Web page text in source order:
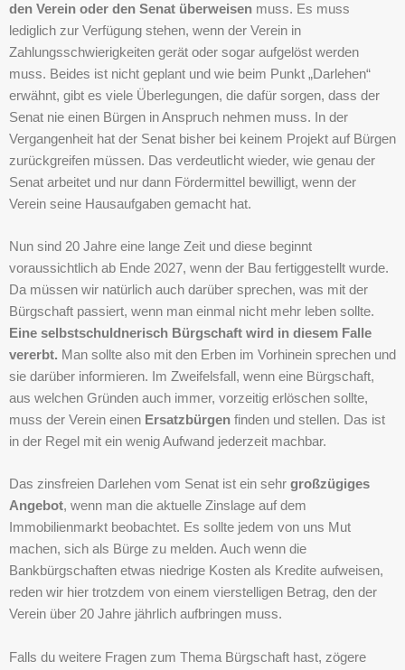
den Verein oder den Senat überweisen muss. Es muss
lediglich zur Verfügung stehen, wenn der Verein in
Zahlungsschwierigkeiten gerät oder sogar aufgelöst werden
muss. Beides ist nicht geplant und wie beim Punkt „Darlehen“
erwähnt, gibt es viele Überlegungen, die dafür sorgen, dass der
Senat nie einen Bürgen in Anspruch nehmen muss. In der
Vergangenheit hat der Senat bisher bei keinem Projekt auf Bürgen
zurückgreifen müssen. Das verdeutlicht wieder, wie genau der
Senat arbeitet und nur dann Fördermittel bewilligt, wenn der
Verein seine Hausaufgaben gemacht hat.
Nun sind 20 Jahre eine lange Zeit und diese beginnt
voraussichtlich ab Ende 2027, wenn der Bau fertiggestellt wurde.
Da müssen wir natürlich auch darüber sprechen, was mit der
Bürgschaft passiert, wenn man einmal nicht mehr leben sollte.
Eine selbstschuldnerisch Bürgschaft wird in diesem Falle
vererbt. Man sollte also mit den Erben im Vorhinein sprechen und
sie darüber informieren. Im Zweifelsfall, wenn eine Bürgschaft,
aus welchen Gründen auch immer, vorzeitig erlöschen sollte,
muss der Verein einen Ersatzbürgen finden und stellen. Das ist
in der Regel mit ein wenig Aufwand jederzeit machbar.
Das zinsfreien Darlehen vom Senat ist ein sehr großzügiges
Angebot, wenn man die aktuelle Zinslage auf dem
Immobilienmarkt beobachtet. Es sollte jedem von uns Mut
machen, sich als Bürge zu melden. Auch wenn die
Bankbürgschaften etwas niedrige Kosten als Kredite aufweisen,
reden wir hier trotzdem von einem vierstelligen Betrag, den der
Verein über 20 Jahre jährlich aufbringen muss.
Falls du weitere Fragen zum Thema Bürgschaft hast, zögere